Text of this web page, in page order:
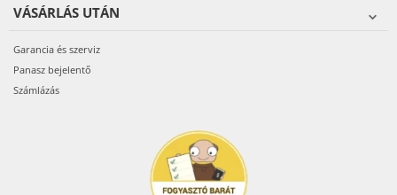
VÁSÁRLÁS UTÁN
Garancia és szerviz
Panasz bejelentő
Számlázás